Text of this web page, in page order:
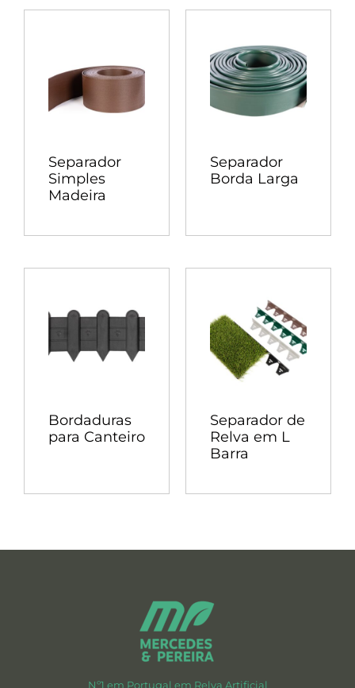
Separador
Simples
Madeira
Separador
Borda Larga
Bordaduras
para Canteiro
Separador de
Relva em L
Barra
Nº1 em Portugal em Relva Artificial